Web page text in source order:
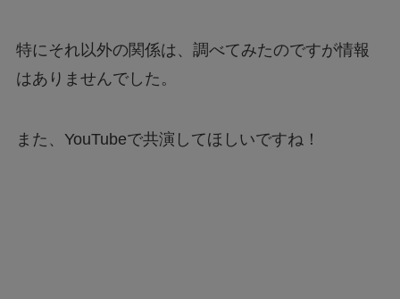
特にそれ以外の関係は、調べてみたのですが情報
はありませんでした。
また、YouTubeで共演してほしいですね！